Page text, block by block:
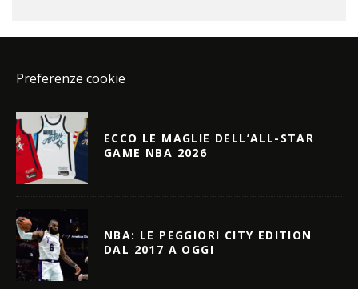
Preferenze cookie
ECCO LE MAGLIE DELL’ALL-STAR
GAME NBA 2026
NBA: LE PEGGIORI CITY EDITION
DAL 2017 A OGGI